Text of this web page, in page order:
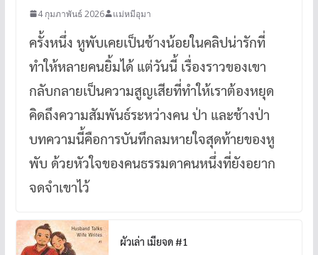
4 กุมภาพันธ์ 2026 แม่หมีอุมา
ครั้งหนึ่ง หูพับเคยเป็นช้างน้อยในคลิปน่ารักที่
ทำให้หลายคนยิ้มได้ แต่วันนี้ เรื่องราวของเขา
กลับกลายเป็นความสูญเสียที่ทำให้เราต้องหยุด
คิดถึงความสัมพันธ์ระหว่างคน ป่า และช้างป่า
บทความนี้คือการบันทึกลมหายใจสุดท้ายของหู
พับ ด้วยหัวใจของคนธรรมดาคนหนึ่งที่ยังอยาก
จดจำเขาไว้
ผัวเล่า เมียจด #1